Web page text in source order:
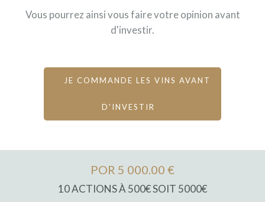
Vous pourrez ainsi vous faire votre opinion avant
d'investir.
JE COMMANDE LES VINS AVANT
D'INVESTIR
POR 5 000.00 €
10 ACTIONS À 500€ SOIT 5000€